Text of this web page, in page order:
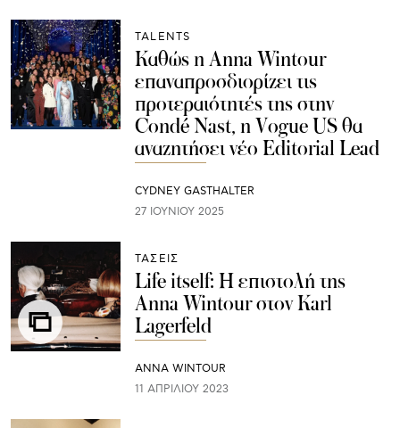
TALENTS
Καθώς η Anna Wintour
επαναπροσδιορίζει τις
προτεραιότητές της στην
Condé Nast, η Vogue US θα
αναζητήσει νέο Editorial Lead
CYDNEY GASTHALTER
27 ΙΟΥΝΊΟΥ 2025
ΤΑΣΕΙΣ
Life itself: Η επιστολή της
Anna Wintour στον Karl
Lagerfeld
ANNA WINTOUR
11 ΑΠΡΙΛΊΟΥ 2023